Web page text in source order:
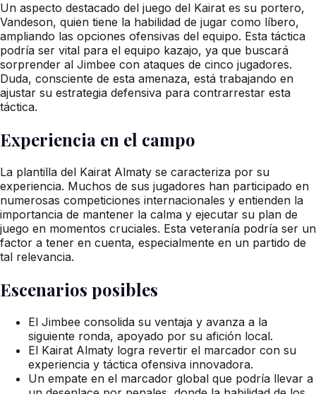
Un aspecto destacado del juego del Kairat es su portero,
Vandeson, quien tiene la habilidad de jugar como líbero,
ampliando las opciones ofensivas del equipo. Esta táctica
podría ser vital para el equipo kazajo, ya que buscará
sorprender al Jimbee con ataques de cinco jugadores.
Duda, consciente de esta amenaza, está trabajando en
ajustar su estrategia defensiva para contrarrestar esta
táctica.
Experiencia en el campo
La plantilla del Kairat Almaty se caracteriza por su
experiencia. Muchos de sus jugadores han participado en
numerosas competiciones internacionales y entienden la
importancia de mantener la calma y ejecutar su plan de
juego en momentos cruciales. Esta veteranía podría ser un
factor a tener en cuenta, especialmente en un partido de
tal relevancia.
Escenarios posibles
El Jimbee consolida su ventaja y avanza a la
siguiente ronda, apoyado por su afición local.
El Kairat Almaty logra revertir el marcador con su
experiencia y táctica ofensiva innovadora.
Un empate en el marcador global que podría llevar a